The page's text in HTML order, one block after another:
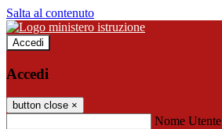
Salta al contenuto
Accedi
Accedi
button close ×
Nome Utente